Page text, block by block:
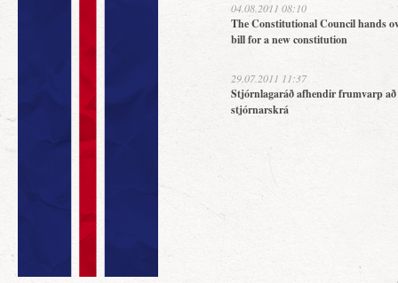
04.08.2011 08:10
The Constitutional Council hands
bill for a new constitution
29.07.2011 11:37
Stjórnlagaráð afhendir frumvarp
stjórnarskrá